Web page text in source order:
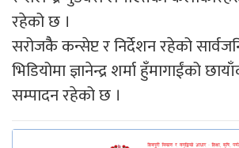
रहेको छ ।
सरोजकैै कन्सेप्ट र निर्देशन रहेको
भिडियोमा ज्ञानेन्द्र शर्मा हुँमागाईंको
सम्पादन रहेको छ ।